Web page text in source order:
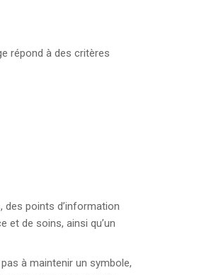
répond à des critères
des points d’information
et de soins, ainsi qu’un
à maintenir un symbole,